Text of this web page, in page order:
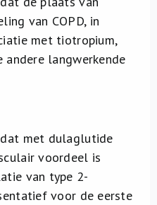
van COPD, in
met tiotropium,
andere langwerkende
met dulaglutide
voordeel is
van type 2-
voor de eerste